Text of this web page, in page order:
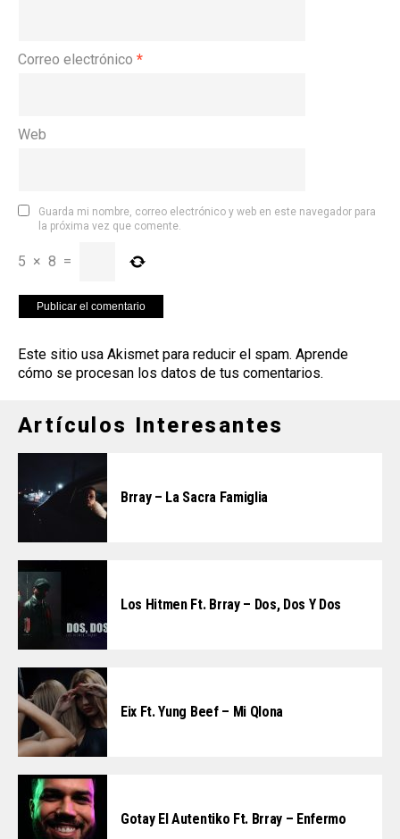
Correo electrónico *
Web
Guarda mi nombre, correo electrónico y web en este navegador para
la próxima vez que comente.
5 × 8 =
Este sitio usa Akismet para reducir el spam. Aprende
cómo se procesan los datos de tus comentarios.
Artículos Interesantes
Brray – La Sacra Famiglia
Los Hitmen Ft. Brray – Dos, Dos Y Dos
Eix Ft. Yung Beef – Mi Qlona
Gotay El Autentiko Ft. Brray – Enfermo